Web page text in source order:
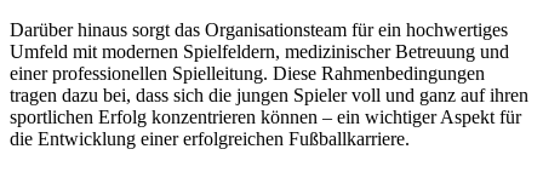
Darüber hinaus sorgt das Organisationsteam für ein hochwertiges
Umfeld mit modernen Spielfeldern, medizinischer Betreuung und
einer professionellen Spielleitung. Diese Rahmenbedingungen
tragen dazu bei, dass sich die jungen Spieler voll und ganz auf ihren
sportlichen Erfolg konzentrieren können – ein wichtiger Aspekt für
die Entwicklung einer erfolgreichen Fußballkarriere.